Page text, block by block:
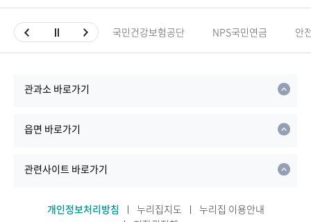
국민건강보험공단 NPS국민연금 안
관과소 바로가기
읍면 바로가기
관련사이트 바로가기
개인정보처리방침 누리집지도
누리집 이용안내